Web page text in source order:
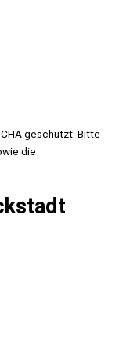
geschützt. Bitte
die